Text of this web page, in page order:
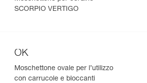
SCORPIO VERTIGO
OK
Moschettone ovale per l’utilizzo
con carrucole e bloccanti